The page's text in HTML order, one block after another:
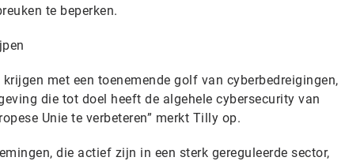
te beperken.
met een toenemende golf van cyberbedreigingen,
die tot doel heeft de algehele cybersecurity van
Unie te verbeteren” merkt Tilly op.
die actief zijn in een sterk gereguleerde sector,